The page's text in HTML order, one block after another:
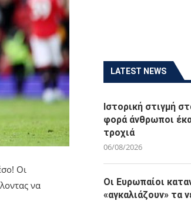
Οι
να
LATEST NEWS
Ιστορική στιγμή
φορά άνθρωποι
τροχιά
06/08/2026
Οι Ευρωπαίοι
«αγκαλιάζουν» τα